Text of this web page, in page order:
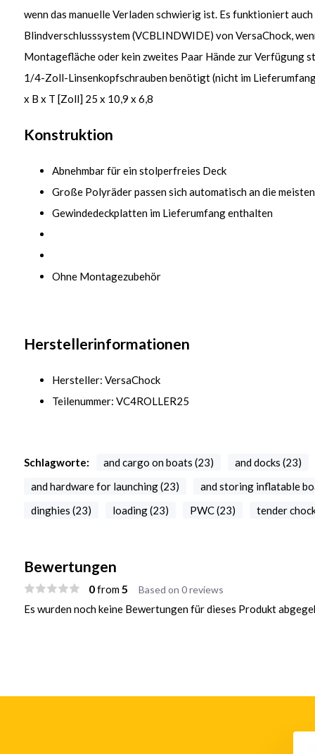
wenn das manuelle Verladen schwierig ist. Es funktioniert
Blindverschlusssystem (VCBLINDWIDE) von VersaChock,
Montagefläche oder kein zweites Paar Hände zur Verfügung
1/4-Zoll-Linsenkopfschrauben benötigt (nicht im Lieferumfang
x B x T [Zoll] 25 x 10,9 x 6,8
Konstruktion
Abnehmbar für ein stolperfreies Deck
Große Polyräder passen sich automatisch an die
Gewindedeckplatten im Lieferumfang enthalten
Ohne Montagezubehör
Herstellerinformationen
Hersteller: VersaChock
Teilenummer: VC4ROLLER25
Schlagworte: and cargo on boats (23)
and docks (23)
and hardware for launching (23)
and storing inflatable
dinghies (23)
loading (23) PWC (23) tender
Bewertungen
0from5 Based on 0 reviews
Es wurden noch keine Bewertungen für dieses Produkt